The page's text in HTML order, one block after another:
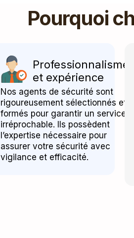
Pourquoi
Professionnalisme
et expérience
Nos agents de sécurité sont
rigoureusement sélectionnés et
formés pour garantir un service
irréprochable. Ils possèdent
l’expertise nécessaire pour
assurer votre sécurité avec
vigilance et efficacité.